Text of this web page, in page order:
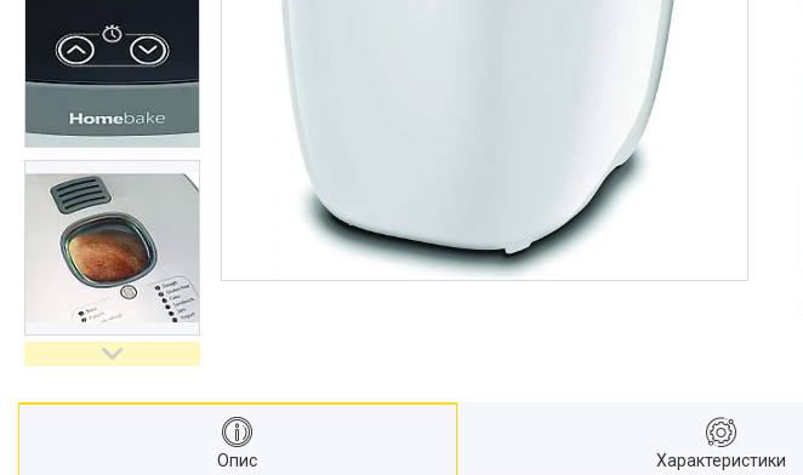
радіосигналу
Товари з Польщі
Побутова хімія з Європи
Меблеві тканини
Аксесуари для мобільних
телефонів
Чай, кава
Снеки
Парфумерія
Жіночі епілятори
Електричні зубні щітки
Про нас
Опис Характеристики